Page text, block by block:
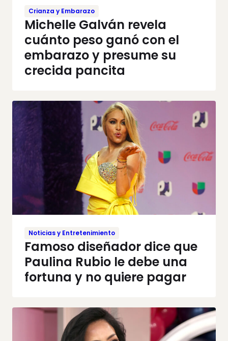
Crianza y Embarazo
Michelle Galván revela
cuánto peso ganó con el
embarazo y presume su
crecida pancita
Noticias y Entretenimiento
Famoso diseñador dice que
Paulina Rubio le debe una
fortuna y no quiere pagar